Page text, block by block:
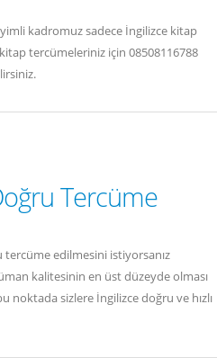
kadromuz sadece İngilizce kitap
tercümeleriniz için 08508116788
Tercüme
tercüme edilmesini istiyorsanız
kalitesinin en üst düzeyde olması
noktada sizlere İngilizce doğru ve hızlı